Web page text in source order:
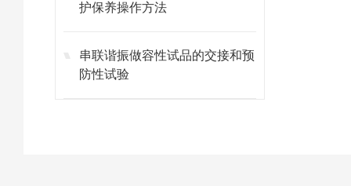
护保养操作方法
串联谐振做容性试品的交接和预
防性试验